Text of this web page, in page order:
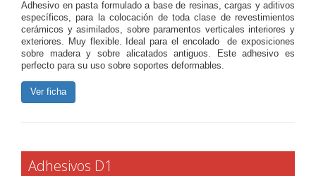
Adhesivo en pasta formulado a base de resinas, cargas y aditivos
específicos, para la colocación de toda clase de revestimientos
cerámicos y asimilados, sobre paramentos verticales interiores y
exteriores. Muy flexible. Ideal para el encolado de exposiciones
sobre madera y sobre alicatados antiguos. Este adhesivo es
perfecto para su uso sobre soportes deformables.
Ver ficha
Adhesivos D1